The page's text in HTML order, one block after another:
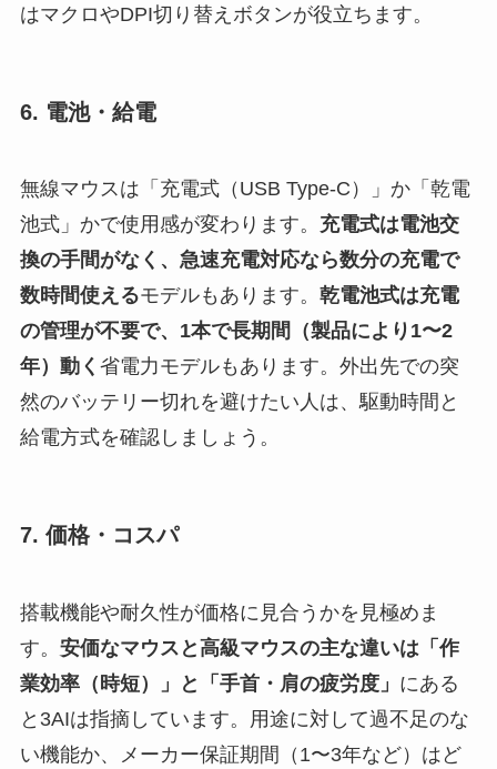
はマクロやDPI切り替えボタンが役立ちます。
6. 電池・給電
無線マウスは「充電式（USB Type-C）」か「乾電
池式」かで使用感が変わります。 充電式は電池交
換の手間がなく、急速充電対応なら数分の充電で
数時間使えるモデルもあります。 乾電池式は充電
の管理が不要で、1本で長期間（製品により1〜2
年）動く 省電力モデルもあります。外出先での突
然のバッテリー切れを避けたい人は、駆動時間と
給電方式を確認しましょう。
7. 価格・コスパ
搭載機能や耐久性が価格に見合うかを見極めま
す。 安価なマウスと高級マウスの主な違いは「作
業効率（時短）」と「手首・肩の疲労度」 にある
と3AIは指摘しています。用途に対して過不足のな
い機能か、メーカー保証期間（1〜3年など）はど